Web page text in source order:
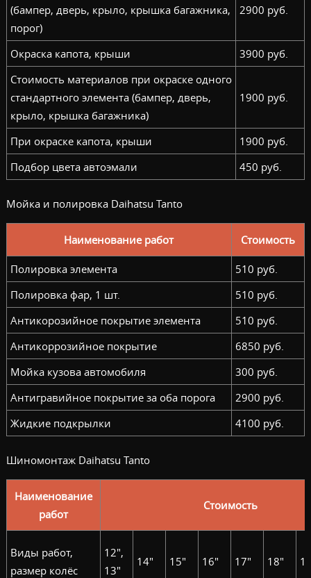
(бампер, дверь, крыло, крышка багажника,
порог)
2900 руб.
Окраска капота, крыши
3900 руб.
Стоимость материалов при окраске одного
стандартного элемента (бампер, дверь,
крыло, крышка багажника)
1900 руб.
При окраске капота, крыши
1900 руб.
Подбор цвета автоэмали
450 руб.
Мойка и полировка Daihatsu Tanto
Наименование работ Стоимость
Полировка элемента
510 руб.
Полировка фар, 1 шт.
510 руб.
Антикорозийное покрытие элемента
510 руб.
Антикоррозийное покрытие
6850 руб.
Мойка кузова автомобиля
300 руб.
Антигравийное покрытие за оба порога
2900 руб.
Жидкие подкрылки
4100 руб.
Шиномонтаж Daihatsu Tanto
Наименование
работ
Стоимость
Виды работ,
размер колёс
12",
13"
14" 15" 16" 17" 18"